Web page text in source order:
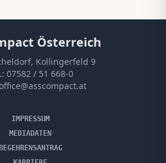
Österreich
Kollingerfeld 9
07582 / 51 668-0
office@asscompact.at
IMPRESSUM
MEDIADATEN